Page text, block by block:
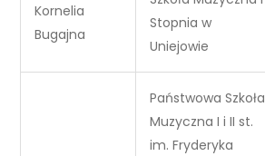
Kornelia
Bugajna
Stopnia w
Uniejowie
Państwowa Szkoła
Muzyczna I i II st.
im. Fryderyka